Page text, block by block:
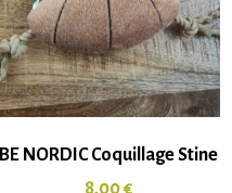
BE NORDIC Coquillage Stine
8,00€